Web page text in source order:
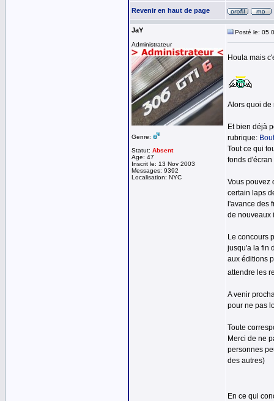
Revenir en haut de page
JaY
Administrateur
Genre:
Statut: Absent
Age: 47
Inscrit le: 13 Nov 2003
Messages: 9392
Localisation: NYC
Posté le: 05
Houla mais
Alors quoi de
Et bien déjà
rubrique:
Tout ce qui
fonds
Vous pouvez
certain laps
l'avance des
de nouveaux
Le concours
jusqu'a la fin
aux éditions
attendre les
A venir
pour ne pas
Toute
Merci de ne
personnes
des autres)
En ce qui